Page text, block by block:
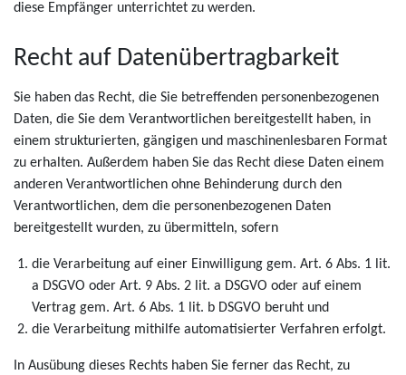
diese Empfänger unterrichtet zu werden.
Recht auf Datenübertragbarkeit
Sie haben das Recht, die Sie betreffenden personenbezogenen
Daten, die Sie dem Verantwortlichen bereitgestellt haben, in
einem strukturierten, gängigen und maschinenlesbaren Format
zu erhalten. Außerdem haben Sie das Recht diese Daten einem
anderen Verantwortlichen ohne Behinderung durch den
Verantwortlichen, dem die personenbezogenen Daten
bereitgestellt wurden, zu übermitteln, sofern
die Verarbeitung auf einer Einwilligung gem. Art. 6 Abs. 1 lit.
a DSGVO oder Art. 9 Abs. 2 lit. a DSGVO oder auf einem
Vertrag gem. Art. 6 Abs. 1 lit. b DSGVO beruht und
die Verarbeitung mithilfe automatisierter Verfahren erfolgt.
In Ausübung dieses Rechts haben Sie ferner das Recht, zu